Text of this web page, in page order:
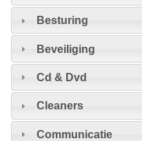
Besturing
Beveiliging
Cd & Dvd
Cleaners
Communicatie